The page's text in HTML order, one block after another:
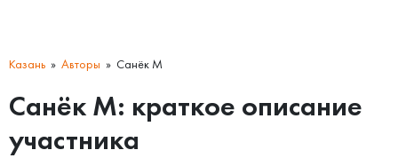
Казань Авторы Санёк М
Санёк М: краткое описание
участника